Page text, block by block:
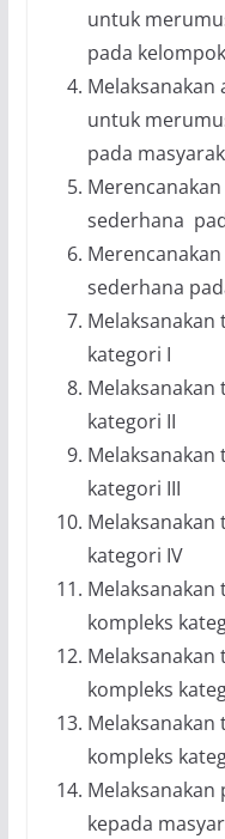
untuk
pada kelompok
Melaksanakan
untuk
pada
sederhana
sederhana
kategori I
kategori II
kategori III
kategori IV
kompleks
kompleks
kompleks
kepada